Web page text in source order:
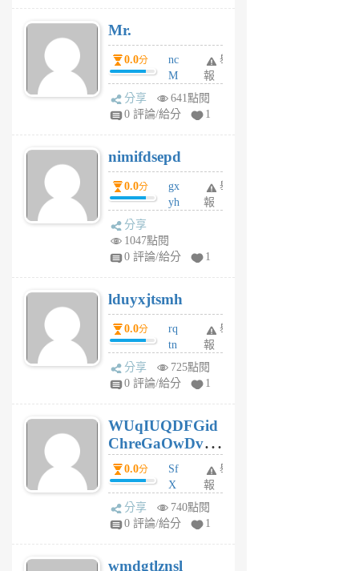
Mr.
0.0分
nc
M
U
F
U
5
個
月
舉
報
分享
641點閱
0 評論/給分
1
nimifdsepd
0.0分
gx
yh
jl
月
前
舉
報
分享
1047點閱
0 評論/給分
1
lduyxjtsmh
0.0分
rq
tn
jt
gl
個
月
前
舉
報
分享
725點閱
0 評論/給分
1
WUqIUQDFGid
ChreGaOwDv
dY0.0分
Sf
X
Pe
Jc
R
舉
報
分享
740點閱
0 評論/給分
1
wmdgtlznsl